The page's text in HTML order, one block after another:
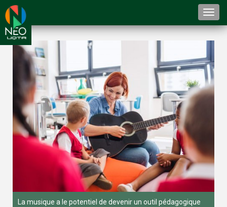
La musique a le potentiel de devenir un outil pédagogique